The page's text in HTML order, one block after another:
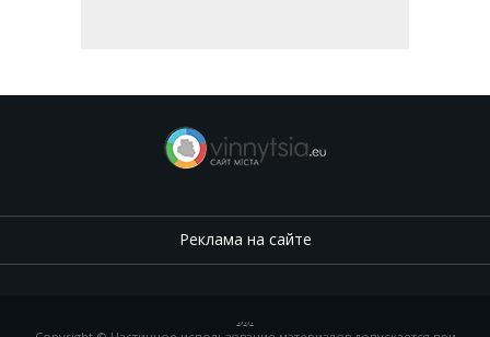
Реклама на сайте
.,.,.